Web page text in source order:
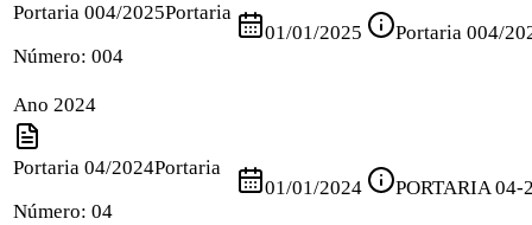
Portaria 004/2025Portaria
Número: 004
01/01/2025 Portaria 004/
Ano 2024
Portaria 04/2024Portaria
Número: 04
01/01/2024 PORTARIA 04-